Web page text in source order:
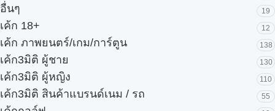
อื่นๆ 19
เค้ก 18+ 12
เค้ก ภาพยนตร์/เกม/การ์ตูน 138
เค้ก3มิติ ผู้ชาย 130
เค้ก3มิติ ผู้หญิง 110
เค้ก3มิติ สินค้าแบรนด์เนม / รถ 55